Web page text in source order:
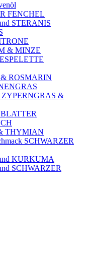
FENCHEL
STERANIS
& MINZE
ROSMARIN
ZYPERNGRAS &
THYMIAN
SCHWARZER
KURKUMA
SCHWARZER